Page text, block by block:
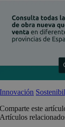
Innovación
Comparte este
Artículos